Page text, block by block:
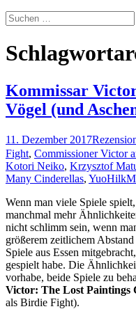
Suchen
nach:
Kommissar
Vögel (und
11. Dezember 2017
Fight, Commissioner Victor
Kotori Neiko, Krzysztof
Many Cinderellas, Yuo
Wenn man viele Spiele
manchmal mehr
nicht schlimm sein, wenn
größerem zeitlichem
Spiele aus Essen
gespielt habe. Die
vorhabe, beide Spiele zu
Victor: The Lost Paintings
als Birdie Fight).